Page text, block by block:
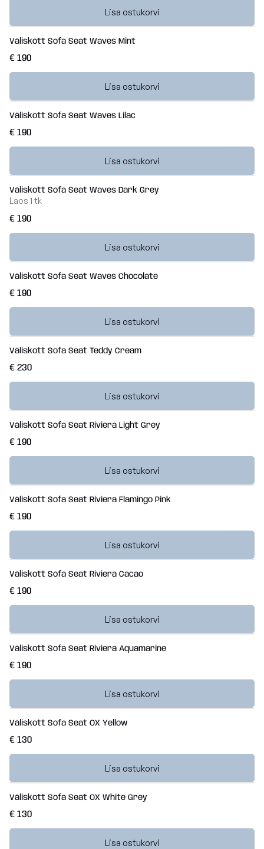
Lisa ostukorvi
Väliskott Sofa Seat Waves Mint
€ 190
Lisa ostukorvi
Väliskott Sofa Seat Waves Lilac
€ 190
Lisa ostukorvi
Väliskott Sofa Seat Waves Dark Grey
Laos 1 tk
€ 190
Lisa ostukorvi
Väliskott Sofa Seat Waves Chocolate
€ 190
Lisa ostukorvi
Väliskott Sofa Seat Teddy Cream
€ 230
Lisa ostukorvi
Väliskott Sofa Seat Riviera Light Grey
€ 190
Lisa ostukorvi
Väliskott Sofa Seat Riviera Flamingo Pink
€ 190
Lisa ostukorvi
Väliskott Sofa Seat Riviera Cacao
€ 190
Lisa ostukorvi
Väliskott Sofa Seat Riviera Aquamarine
€ 190
Lisa ostukorvi
Väliskott Sofa Seat OX Yellow
€ 130
Lisa ostukorvi
Väliskott Sofa Seat OX White Grey
€ 130
Lisa ostukorvi